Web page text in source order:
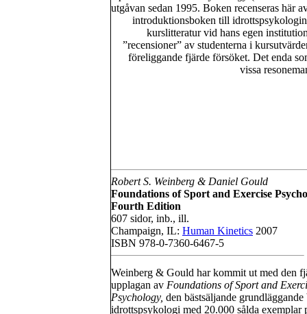
utgåvan sedan 1995. Boken recenseras här
introduktionsboken till
kurslitteratur vid hans egen
”recensioner” av studenterna i
föreliggande fjärde försöket. Det enda
vissa
Robert S. Weinberg & Daniel Gould
Foundations of Sport and Exercise
Fourth Edition
607 sidor, inb., ill.
Champaign, IL: Human Kinetics 2007
ISBN 978-0-7360-6467-5
Weinberg & Gould har kommit ut med den
upplagan av Foundations of Sport and
Psychology, den bästsäljande
idrottspsykologi med 20.000 sålda exemplar